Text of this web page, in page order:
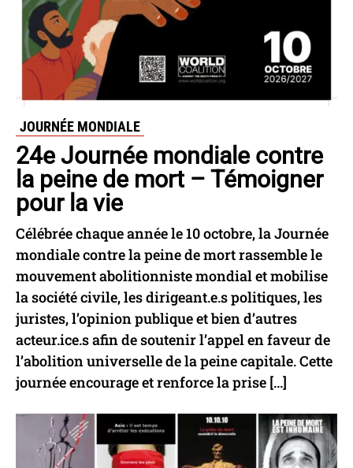
JOURNÉE MONDIALE
24e Journée mondiale contre
la peine de mort – Témoigner
pour la vie
Célébrée chaque année le 10 octobre, la Journée
mondiale contre la peine de mort rassemble le
mouvement abolitionniste mondial et mobilise
la société civile, les dirigeant.e.s politiques, les
juristes, l’opinion publique et bien d’autres
acteur.ice.s afin de soutenir l’appel en faveur de
l’abolition universelle de la peine capitale. Cette
journée encourage et renforce la prise […]